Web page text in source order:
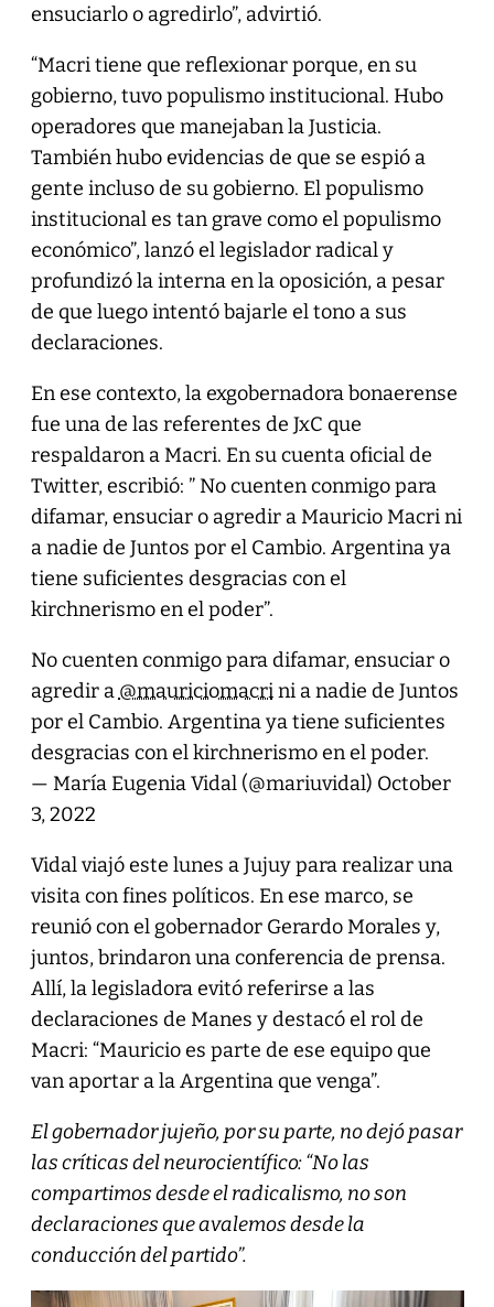
ensuciarlo o agredirlo”, advirtió.
“Macri tiene que reflexionar porque, en su
gobierno, tuvo populismo institucional. Hubo
operadores que manejaban la Justicia.
También hubo evidencias de que se espió a
gente incluso de su gobierno. El populismo
institucional es tan grave como el populismo
económico”, lanzó el legislador radical y
profundizó la interna en la oposición, a pesar
de que luego intentó bajarle el tono a sus
declaraciones.
En ese contexto, la exgobernadora bonaerense
fue una de las referentes de JxC que
respaldaron a Macri. En su cuenta oficial de
Twitter, escribió: ” No cuenten conmigo para
difamar, ensuciar o agredir a Mauricio Macri ni
a nadie de Juntos por el Cambio. Argentina ya
tiene suficientes desgracias con el
kirchnerismo en el poder”.
No cuenten conmigo para difamar, ensuciar o
agredir a @mauriciomacrini a nadie de Juntos
por el Cambio. Argentina ya tiene suficientes
desgracias con el kirchnerismo en el poder.
— María Eugenia Vidal (@mariuvidal) October
3, 2022
Vidal viajó este lunes a Jujuy para realizar una
visita con fines políticos. En ese marco, se
reunió con el gobernador Gerardo Morales y,
juntos, brindaron una conferencia de prensa.
Allí, la legisladora evitó referirse a las
declaraciones de Manes y destacó el rol de
Macri: “Mauricio es parte de ese equipo que
van aportar a la Argentina que venga”.
El gobernador jujeño, por su parte, no dejó pasar
las críticas del neurocientífico: “No las
compartimos desde el radicalismo, no son
declaraciones que avalemos desde la
conducción del partido”.